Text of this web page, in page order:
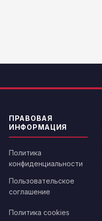
ПРАВОВАЯ
ИНФОРМАЦИЯ
Политика
конфиденциальности
Пользовательское
соглашение
Политика cookies